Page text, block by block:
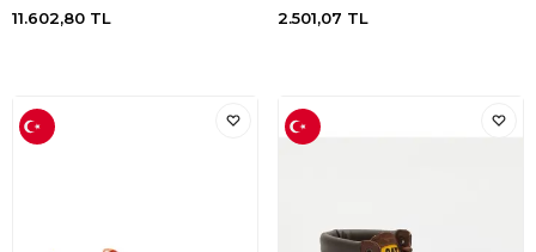
11.602,80 TL 2.501,07 TL